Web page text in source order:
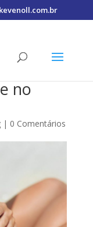
no
| 0 Comentários